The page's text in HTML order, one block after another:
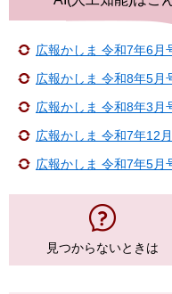
広報かしま 令和7年6月
広報かしま 令和8年5月
広報かしま 令和8年3月
広報かしま 令和7年12
広報かしま 令和7年5月
見つからないときは